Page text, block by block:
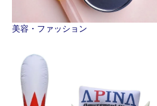
美容・ファッション